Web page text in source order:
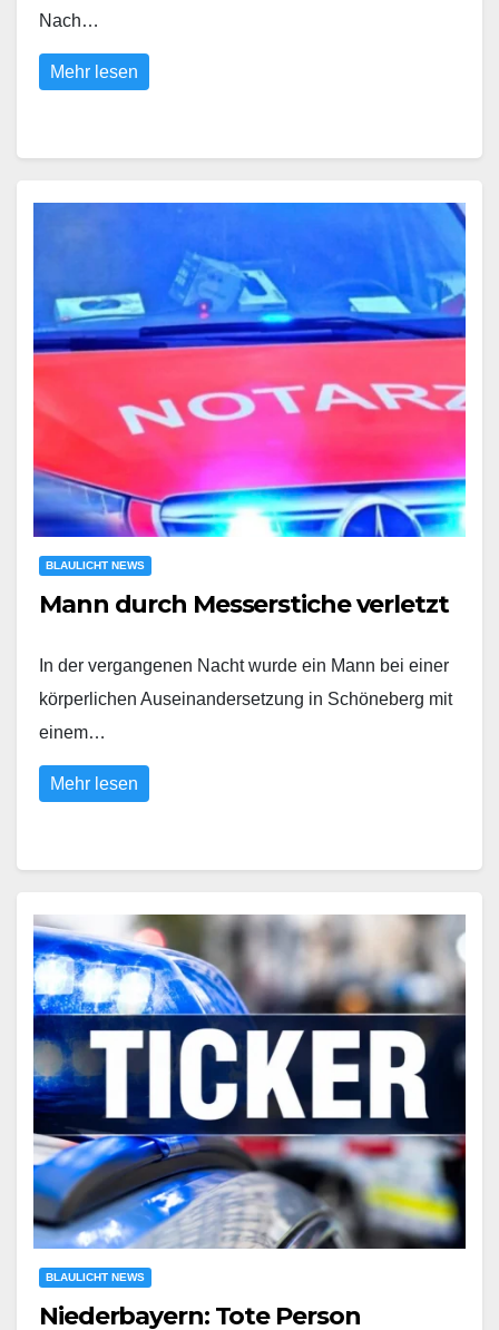
Nach…
Mehr lesen
BLAULICHT NEWS
Mann durch Messerstiche verletzt
In der vergangenen Nacht wurde ein Mann bei einer
körperlichen Auseinandersetzung in Schöneberg mit
einem…
Mehr lesen
BLAULICHT NEWS
Niederbayern: Tote Person